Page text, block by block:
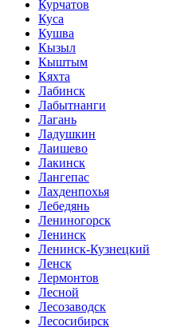
Курчатов
Куса
Кушва
Кызыл
Кыштым
Кяхта
Лабинск
Лабытнанги
Лагань
Ладушкин
Лаишево
Лакинск
Лангепас
Лахденпохья
Лебедянь
Лениногорск
Ленинск
Ленинск-Кузнецкий
Ленск
Лермонтов
Лесной
Лесозаводск
Лесосибирск